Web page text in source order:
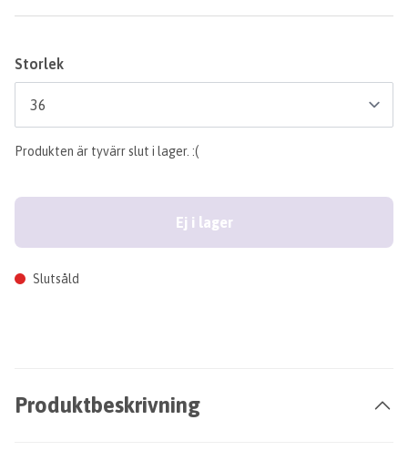
Storlek
Produkten är tyvärr slut i lager. :(
Ej i lager
Slutsåld
Produktbeskrivning